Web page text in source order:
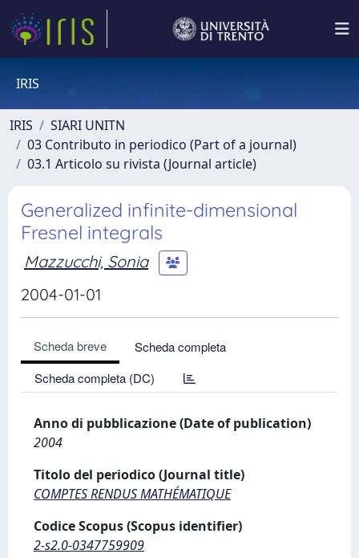
IRIS
IRIS
SIARI UNITN
03 Contributo in periodico (Part of a journal)
03.1 Articolo su rivista (Journal article)
Generalized infinite-dimensional
Fresnel integrals
Mazzucchi, Sonia
2004-01-01
Scheda breve
Scheda completa
Scheda completa (DC)
Anno di pubblicazione (Date of publication)
2004
Titolo del periodico (Journal title)
COMPTES RENDUS MATHÉMATIQUE
Codice Scopus (Scopus identifier)
2-s2.0-0347759909